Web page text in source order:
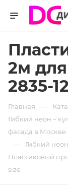
2м
2835-
Главная —
Гибкий неон –
фасада в Москве
— Гибкий
Пластиковый
size